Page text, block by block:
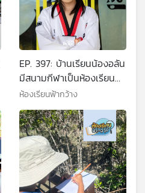
EP. 397: บ้านเรียนน้องอลัน
มีสนามกีฬาเป็นห้องเรียน
ใหญ่
ห้องเรียนฟ้ากว้าง